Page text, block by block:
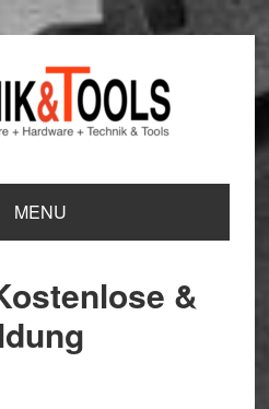
MENU
&